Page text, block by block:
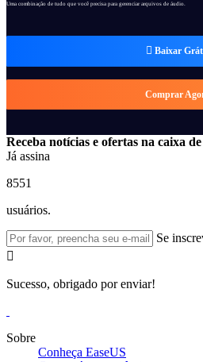
Uma combinação de tudo que você precisa para gerenciar arquivos de áudio.
 Baixar
Comprar
Receba notícias e ofertas na caixa
Já assina
8551
usuários.
Se

Sucesso, obrigado por enviar!
Sobre
Conheça EaseUS